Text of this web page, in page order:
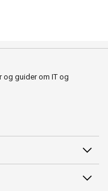
og guider om IT og